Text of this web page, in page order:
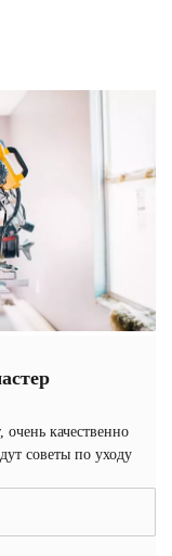
качественно
советы по уходу